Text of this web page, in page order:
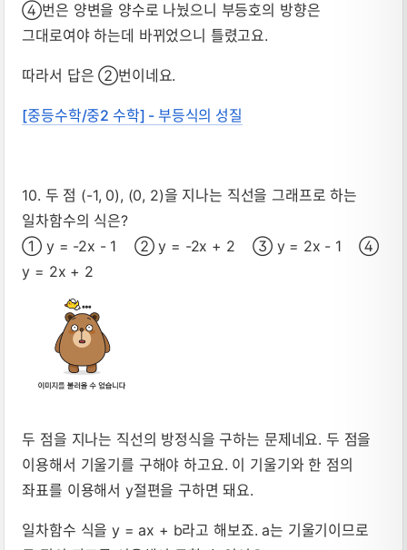
④번은 양변을 양수로 나눴으니 부등호의 방향은
그대로여야 하는데 바뀌었으니 틀렸고요.
따라서 답은 ②번이네요.
[중등수학/중2 수학] - 부등식의 성질
10. 두 점 (-1, 0), (0, 2)을 지나는 직선을 그래프로 하는
일차함수의 식은?
① y = -2x - 1 ② y = -2x + 2 ③ y = 2x - 1 ④
y = 2x + 2
두 점을 지나는 직선의 방정식을 구하는 문제네요. 두 점을
이용해서 기울기를 구해야 하고요. 이 기울기와 한 점의
좌표를 이용해서 y절편을 구하면 돼요.
일차함수 식을 y = ax + b라고 해보죠. a는 기울기이므로